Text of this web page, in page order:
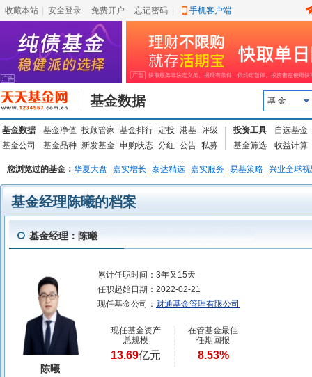
收藏本站 安全登录 免费开户 忘记密码 手机客户端
基金数据 基 金
基金数据 基金净值 投顾管家 基金排行 定投 港基 评级
基金公司
基金品种 新发基金 申购状态 分红 公告 私募
投资工具
自选基金
基金筛选
收益计算
您浏览过的基金： 华夏大盘 嘉实增长 泰达精选 嘉实服务 易基策略 兴业全球
基金经理陈曦的档案
基金经理：陈曦
陈曦
累计任职时间： 3年又15天
任职起始日期： 2022-02-21
现任基金公司： 财通基金管理有限公司
现任基金资产
总规模
13.69亿元
在管基金最佳
任期回报
8.53%